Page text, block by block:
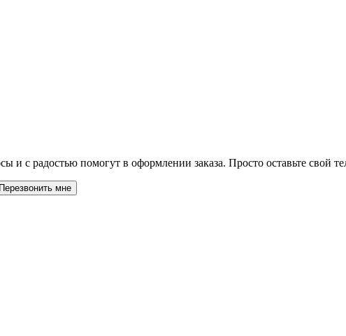
с радостью помогут в оформлении заказа. Просто оставьте свой